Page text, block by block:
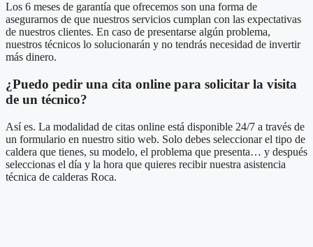
Los 6 meses de garantía que ofrecemos son una forma de
asegurarnos de que nuestros servicios cumplan con las expectativas
de nuestros clientes. En caso de presentarse algún problema,
nuestros técnicos lo solucionarán y no tendrás necesidad de invertir
más dinero.
¿Puedo pedir una cita online para solicitar la visita
de un técnico?
Así es. La modalidad de citas online está disponible 24/7 a través de
un formulario en nuestro sitio web. Solo debes seleccionar el tipo de
caldera que tienes, su modelo, el problema que presenta… y después
seleccionas el día y la hora que quieres recibir nuestra asistencia
técnica de calderas Roca.